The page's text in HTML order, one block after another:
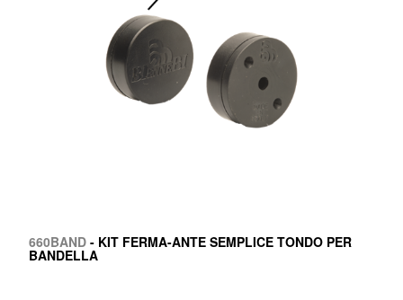
660BAND- KIT FERMA-ANTE SEMPLICE TONDO PER
BANDELLA